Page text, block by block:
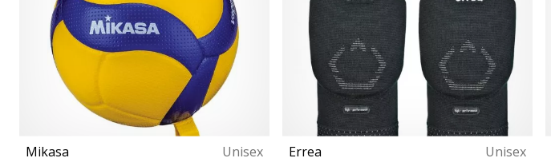
Mikasa
Unisex
Errea
Unisex